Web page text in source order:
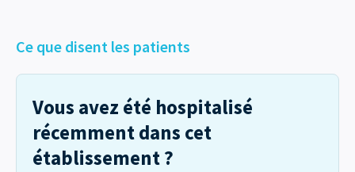
Ce que disent les patients
Vous avez été hospitalisé
récemment dans cet
établissement ?